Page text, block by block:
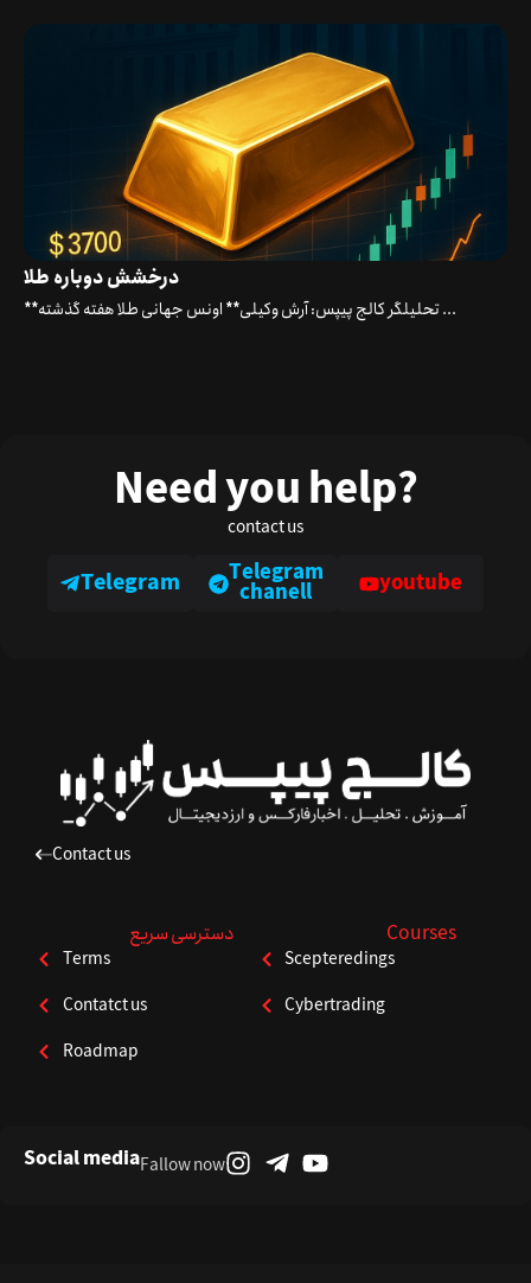
درخشش دوباره طلا
**تحلیلگر کالج پیپس: آرش وکیلی** اونس جهانی طلا هفته گذشته ...
Need you help?
contact us
Telegram Telegram
chanell youtube
Contact us
دسترسی سریع
Terms
Contatct us
Roadmap
Courses
Scepteredings
Cybertrading
Social mediaFallow now